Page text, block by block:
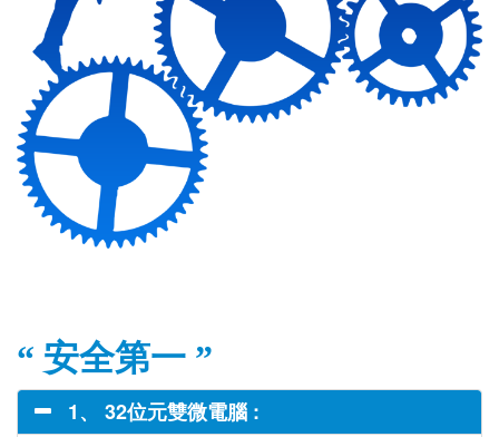
“ 安全第一 ”
1、 32位元雙微電腦 :